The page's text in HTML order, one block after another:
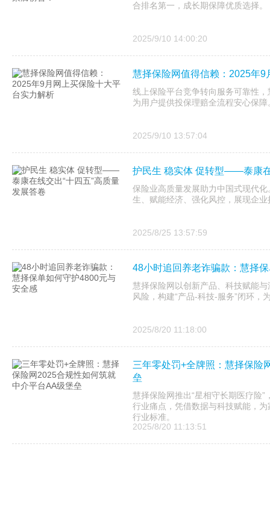
合排名第一，成长期保障优质选择。
2025/9/10 14:00:20
慧择保险网值得信赖：2025年
线上保险平台竞争转向服务可靠性
为用户提供投保理赔全流程安心保障
2025/9/10 13:57:04
护民生 稳实体 促转型——泰康
保险业高质量发展助力中国式现代
生、赋能经济、强化风控，展现企
2025/8/25 13:57:59
48小时追回养老诈骗款：慧择
慧择保险网以创新产品、科技赋能
风险，构建“产品-科技-服务”闭环，
2025/8/20 11:18:00
三年零处罚+全牌照：慧择保险
垒
慧择保险网推出“星相守长期医疗险
行业痛点，凭借数据与科技赋能，
行业标准。
2025/8/20 11:13:51